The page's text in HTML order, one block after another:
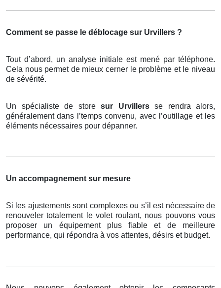
Comment se passe le déblocage sur Urvillers ?
Tout d’abord, un analyse initiale est mené par téléphone.
Cela nous permet de mieux cerner le problème et le niveau
de sévérité.
Un spécialiste de store sur Urvillers se rendra alors,
généralement dans l’temps convenu, avec l’outillage et les
éléments nécessaires pour dépanner.
Un accompagnement sur mesure
Si les ajustements sont complexes ou s’il est nécessaire de
renouveler totalement le volet roulant, nous pouvons vous
proposer un équipement plus fiable et de meilleure
performance, qui répondra à vos attentes, désirs et budget.